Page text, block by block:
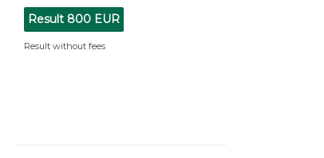
Result 800 EUR
Result without fees